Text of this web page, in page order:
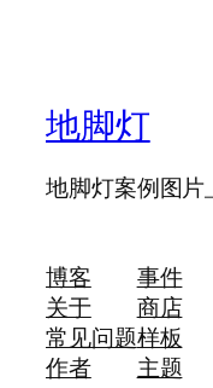
地脚灯
地脚灯案例图片
博客
关于
常见问题
作者
事件
商店
样板
主题